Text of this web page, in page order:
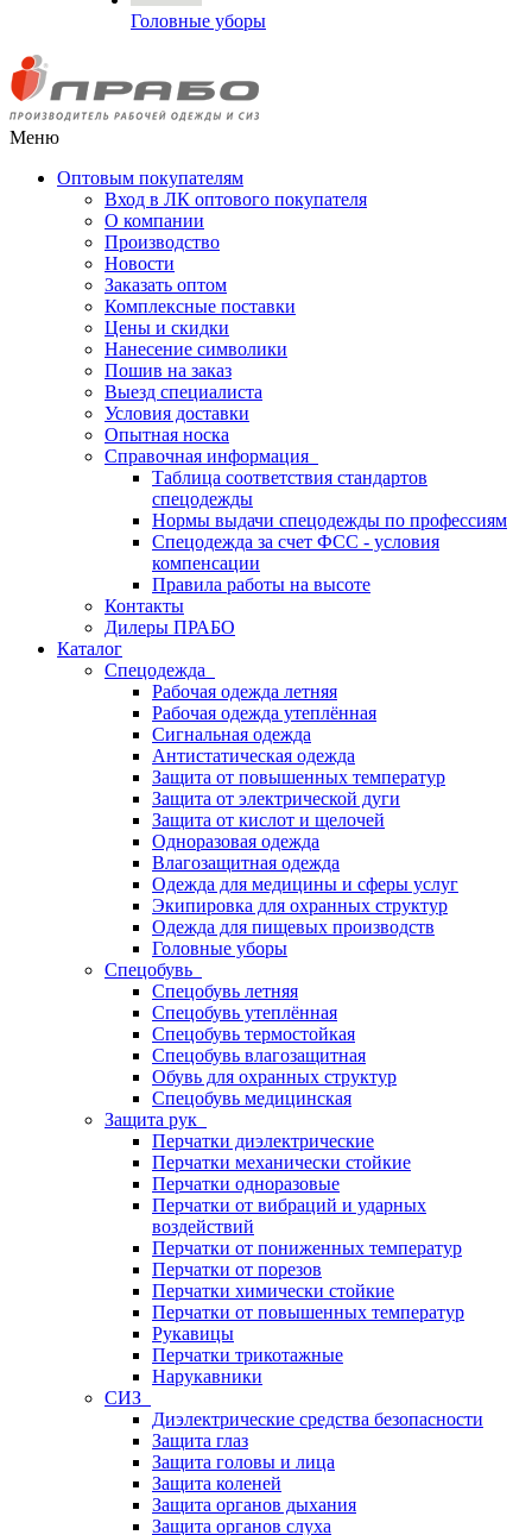
Головные уборы
Меню
Оптовым покупателям
Вход в ЛК оптового покупателя
О компании
Производство
Новости
Заказать оптом
Комплексные поставки
Цены и скидки
Нанесение символики
Пошив на заказ
Выезд специалиста
Условия доставки
Опытная носка
Справочная информация
Таблица соответствия стандартов
спецодежды
Нормы выдачи спецодежды по профессиям
Спецодежда за счет ФСС - условия
компенсации
Правила работы на высоте
Контакты
Дилеры ПРАБО
Каталог
Спецодежда
Рабочая одежда летняя
Рабочая одежда утеплённая
Сигнальная одежда
Антистатическая одежда
Защита от повышенных температур
Защита от электрической дуги
Защита от кислот и щелочей
Одноразовая одежда
Влагозащитная одежда
Одежда для медицины и сферы услуг
Экипировка для охранных структур
Одежда для пищевых производств
Головные уборы
Спецобувь
Спецобувь летняя
Спецобувь утеплённая
Спецобувь термостойкая
Спецобувь влагозащитная
Обувь для охранных структур
Спецобувь медицинская
Защита рук
Перчатки диэлектрические
Перчатки механически стойкие
Перчатки одноразовые
Перчатки от вибраций и ударных
воздействий
Перчатки от пониженных температур
Перчатки от порезов
Перчатки химически стойкие
Перчатки от повышенных температур
Рукавицы
Перчатки трикотажные
Нарукавники
СИЗ
Диэлектрические средства безопасности
Защита глаз
Защита головы и лица
Защита коленей
Защита органов дыхания
Защита органов слуха